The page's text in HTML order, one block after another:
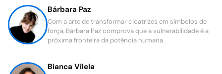
Bárbara Paz
Com a arte de transformar cicatrizes em símbolos de
força, Bárbara Paz comprova que a vulnerabilidade é a
próxima fronteira da potência humana.
Bianca Vilela